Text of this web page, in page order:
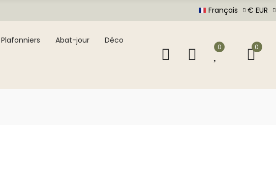
Français € EUR
Plafonniers Abat-jour Déco
0 0